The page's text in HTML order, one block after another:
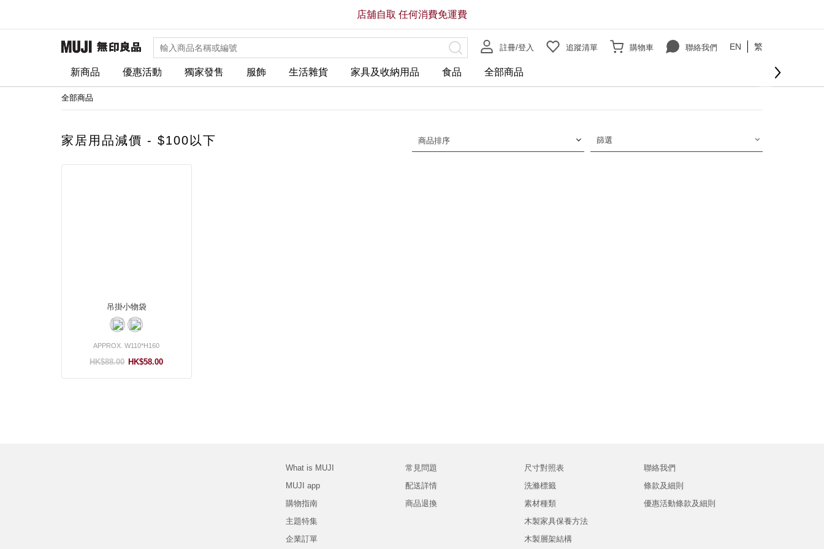
註冊/登入 追蹤清單 購物車 聯絡我們 EN 繁
新商品 優惠活動 獨家發售 服飾 生活雜貨 家具及收納用品 食品 全部商品
店舖自取 任何消費免運費
全部商品
家居用品減價 - $100以下 商品排序 篩選
吊掛小物袋
APPROX. W110*H160
HK$58.00
HK$88.00
What is MUJI
MUJI app
購物指南
主題特集
企業訂單
常見問題
配送詳情
商品退換
尺寸對照表
洗滌標籤
素材種類
木製家具保養方法
木製層架結構
聯絡我們
條款及細則
優惠活動條款及細則